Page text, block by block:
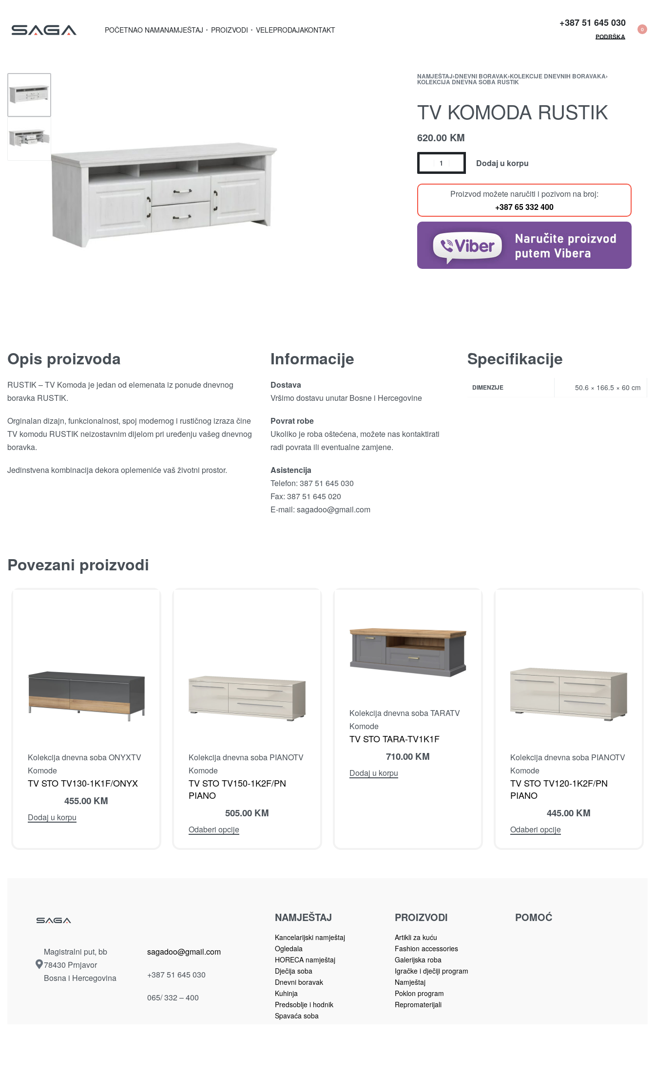
POČETNAO NAMANAMJEŠTAJ PROIZVODI VELEPRODAJAKONTAKT
+387 51 645 030​
PODRŠKA
0
NAMJEŠTAJ›DNEVNI BORAVAK›KOLEKCIJE DNEVNIH BORAVAKA›
KOLEKCIJA DNEVNA SOBA RUSTIK
TV KOMODA RUSTIK
620.00 KM
Dodaj u korpu
Proizvod možete naručiti i pozivom na broj:
+387 65 332 400
Opis proizvoda
RUSTIK – TV Komoda je jedan od elemenata iz ponude dnevnog
boravka RUSTIK.
Orginalan dizajn, funkcionalnost, spoj modernog i rustičnog izraza čine
TV komodu RUSTIK neizostavnim dijelom pri uređenju vašeg dnevnog
boravka.
Jedinstvena kombinacija dekora oplemeniće vaš životni prostor.
Informacije
Dostava
Vršimo dostavu unutar Bosne i Hercegovine
Povrat robe
Ukoliko je roba oštećena, možete nas kontaktirati
radi povrata ili eventualne zamjene.
Asistencija
Telefon: 387 51 645 030
Fax: 387 51 645 020
E-mail: sagadoo@gmail.com
Specifikacije
DIMENZIJE 50.6 × 166.5 × 60 cm
Povezani proizvodi
Kolekcija dnevna soba ONYXTV
Komode
TV STO TV130-1K1F/ONYX
455.00 KM
Dodaj u korpu
Kolekcija dnevna soba PIANOTV
Komode
TV STO TV150-1K2F/PN
PIANO
505.00 KM
Odaberi opcije
Kolekcija dnevna soba TARATV
Komode
TV STO TARA-TV1K1F
710.00 KM
Dodaj u korpu
Kolekcija dnevna soba PIANOTV
Komode
TV STO TV120-1K2F/PN
PIANO
445.00 KM
Odaberi opcije
Magistralni put, bb
78430 Prnjavor
Bosna i Hercegovina
sagadoo@gmail.com
+387 51 645 030
065/ 332 – 400
NAMJEŠTAJ
Kancelarijski namještaj
Ogledala
HORECA namještaj
Dječija soba
Dnevni boravak
Kuhinja
Predsoblje i hodnik
Spavaća soba
PROIZVODI
Artikli za kuću
Fashion accessories
Galerijska roba
Igračke i dječiji program
Namještaj
Poklon program
Repromaterijali
POMOĆ